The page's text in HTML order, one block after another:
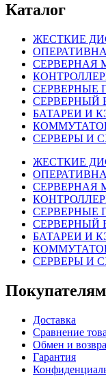
Каталог
ЖЕСТКИЕ
СЕРВЕРНАЯ
СЕРВЕРНЫЕ
СЕРВЕРНЫЙ
БАТАРЕИ И
СЕРВЕРЫ И
ЖЕСТКИЕ
СЕРВЕРНАЯ
СЕРВЕРНЫЕ
СЕРВЕРНЫЙ
БАТАРЕИ И
СЕРВЕРЫ И
Покупателям
Доставка
Сравнение
Обмен и
Гарантия